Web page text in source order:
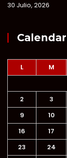
30 Julio, 2026
L M
2
3
9
10
16
17
23
24